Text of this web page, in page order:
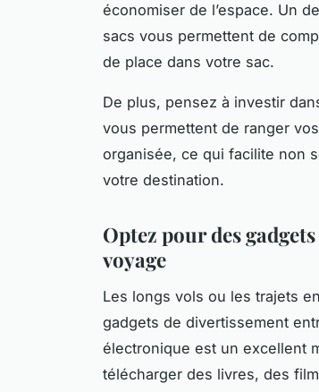
économiser de l’espace. Un
sacs vous permettent de
de place dans votre sac.
De plus, pensez à investir
vous permettent de ranger
organisée, ce qui facilite non
votre destination.
Optez pour des
voyage
Les longs vols ou les trajets
gadgets de divertissement
électronique est un excellent
télécharger des livres, des